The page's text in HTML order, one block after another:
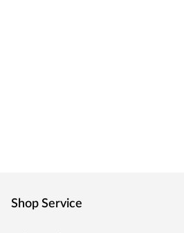
Shop Service